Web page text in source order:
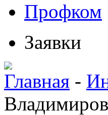
Профком
Заявки
Главная -